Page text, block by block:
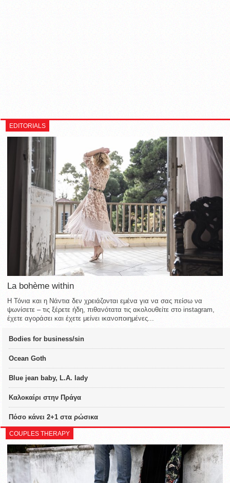
EDITORIALS
La bohème within
Η Τόνια και η Νάντια δεν χρειάζονται εμένα για να σας πείσω να
ψωνίσετε – τις ξέρετε ήδη, πιθανότατα τις ακολουθείτε στο instagram,
έχετε αγοράσει και έχετε μείνει ικανοποιημένες...
Bodies for business/sin
Ocean Goth
Blue jean baby, L.A. lady
Καλοκαίρι στην Πράγα
Πόσο κάνει 2+1 στα ρώσικα
COUPLES THERAPY